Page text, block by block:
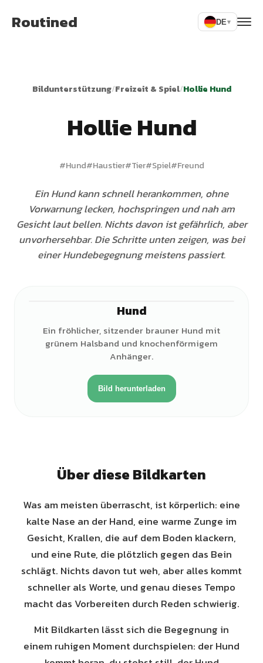
Routined DE▾
Bildunterstützung/Freizeit & Spiel/Hollie Hund
Hollie Hund
#Hund#Haustier#Tier#Spiel#Freund
Ein Hund kann schnell herankommen, ohne
Vorwarnung lecken, hochspringen und nah am
Gesicht laut bellen. Nichts davon ist gefährlich, aber
unvorhersehbar. Die Schritte unten zeigen, was bei
einer Hundebegegnung meistens passiert.
Hund
Ein fröhlicher, sitzender brauner Hund mit
grünem Halsband und knochenförmigem
Anhänger.
Bild herunterladen
Über diese Bildkarten
Was am meisten überrascht, ist körperlich: eine
kalte Nase an der Hand, eine warme Zunge im
Gesicht, Krallen, die auf dem Boden klackern,
und eine Rute, die plötzlich gegen das Bein
schlägt. Nichts davon tut weh, aber alles kommt
schneller als Worte, und genau dieses Tempo
macht das Vorbereiten durch Reden schwierig.
Mit Bildkarten lässt sich die Begegnung in
einem ruhigen Moment durchspielen: der Hund